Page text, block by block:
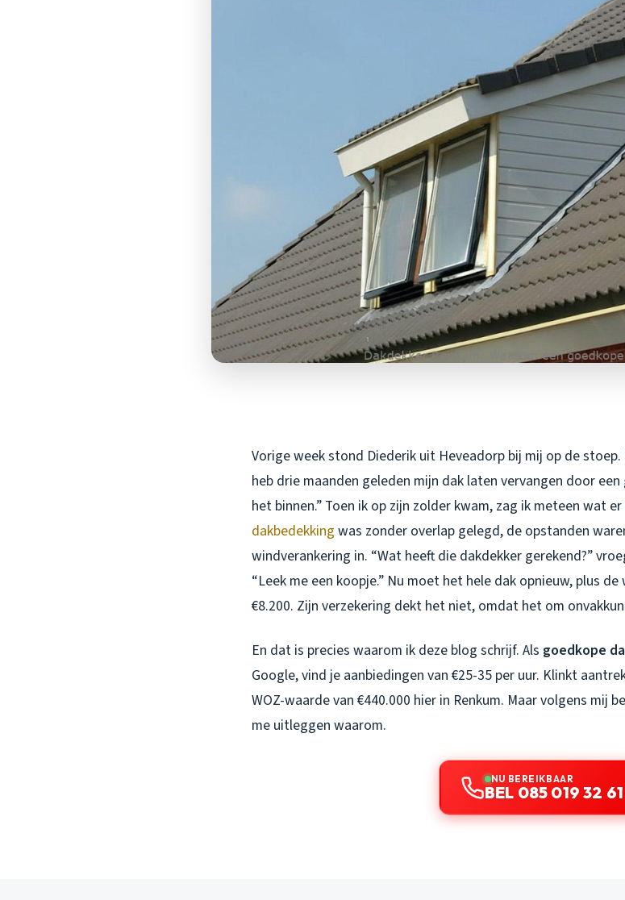
Vorige week stond Diederik uit Heveadorp bij mij op de stoep.
heb drie maanden geleden mijn dak laten vervangen door
het binnen.” Toen ik op zijn zolder kwam, zag ik meteen wat
dakbedekking was zonder overlap gelegd, de opstanden
windverankering in. “Wat heeft die dakdekker gerekend?”
“Leek me een koopje.” Nu moet het hele dak opnieuw, plus
€8.200. Zijn verzekering dekt het niet, omdat het om
En dat is precies waarom ik deze blog schrijf. Als goedkope
Google, vind je aanbiedingen van €25-35 per uur. Klinkt
WOZ-waarde van €440.000 hier in Renkum. Maar volgens mij
me uitleggen waarom.
NU BEREIKBAAR
BEL 085 019 32 61